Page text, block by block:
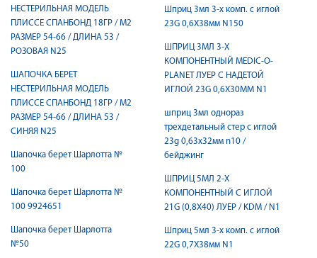
НЕСТЕРИЛЬНАЯ МОДЕЛЬ
ПЛИССЕ СПАНБОНД 18ГР / М2
РАЗМЕР 54-66 / ДЛИНА 53 /
РОЗОВАЯ N25
ШАПОЧКА БЕРЕТ
НЕСТЕРИЛЬНАЯ МОДЕЛЬ
ПЛИССЕ СПАНБОНД 18ГР / М2
РАЗМЕР 54-66 / ДЛИНА 53 /
СИНЯЯ N25
Шапочка берет Шарлотта №
100
Шапочка берет Шарлотта №
100 9924651
Шапочка берет Шарлотта
№50
Шприц 3мл 3-х комп. с иглой
23G 0,6X38мм N150
ШПРИЦ 3МЛ 3-Х
КОМПОНЕНТНЫЙ MEDIC-O-
PLANET ЛУЕР C НАДЕТОЙ
ИГЛОЙ 23G 0,6X30ММ N1
шприц 3мл однораз
трехдетальный стер c иглой
23g 0,63х32мм n10 /
бейджинг
ШПРИЦ 5МЛ 2-Х
КОМПОНЕНТНЫЙ C ИГЛОЙ
21G (0,8X40) ЛУЕР / KDM / N1
Шприц 5мл 3-х комп. с иглой
22G 0,7X38мм N1